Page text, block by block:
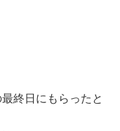
終日にもらったと